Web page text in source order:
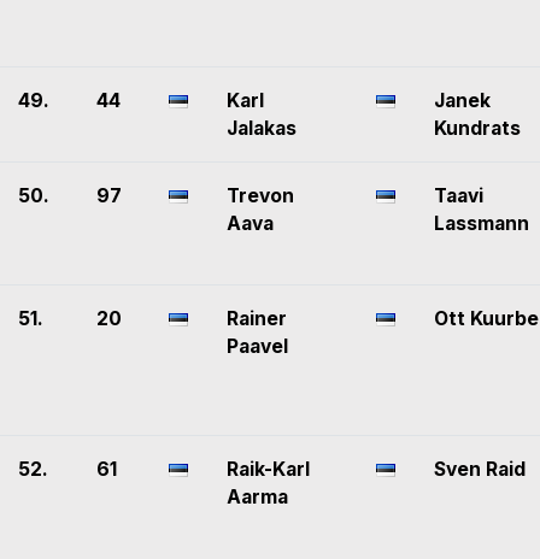
49. 44
Karl
Jalakas
Janek
Kundrats
50. 97
Trevon
Aava
Taavi
Lassmann
51. 20
Rainer
Paavel
Ott
52. 61
Raik-Karl
Aarma
Sven Raid